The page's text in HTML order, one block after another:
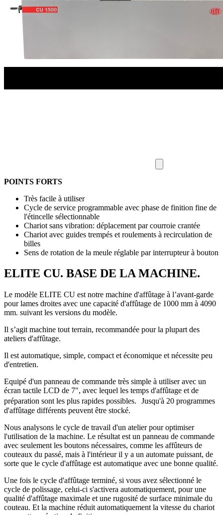
POINTS FORTS
Très facile à utiliser
Cycle de service programmable avec phase de finition fine de
l'étincelle sélectionnable
Chariot sans vibration: déplacement par courroie crantée
Chariot avec guides trempés et roulements à recirculation de
billes
Sens de rotation de la meule réglable par interrupteur à bouton
ELITE CU. BASE DE LA MACHINE.
Le modèle ELITE CU est notre machine d'affûtage à l’avant-garde
pour lames droites avec une capacité d'affûtage de 1000 mm à 4090
mm. suivant les versions du modèle.
Il s’agit machine tout terrain, recommandée pour la plupart des
ateliers d'affûtage.
Il est automatique, simple, compact et économique et nécessite peu
d'entretien.
Equipé d'un panneau de commande très simple à utiliser avec un
écran tactile LCD de 7", avec lequel les temps d'affûtage et de
préparation sont les plus rapides possibles. Jusqu'à 20 programmes
d'affûtage différents peuvent être stocké.
Nous analysons le cycle de travail d'un atelier pour optimiser
l'utilisation de la machine. Le résultat est un panneau de commande
avec seulement les boutons nécessaires, comme les affûteurs de
couteaux du passé, mais à l'intérieur il y a un automate puissant, de
sorte que le cycle d'affûtage est automatique avec une bonne qualité.
Une fois le cycle d'affûtage terminé, si vous avez sélectionné le
cycle de polissage, celui-ci s'activera automatiquement, pour une
qualité d'affûtage maximale et une rugosité de surface minimale du
couteau. Et la machine réduit automatiquement la vitesse du chariot